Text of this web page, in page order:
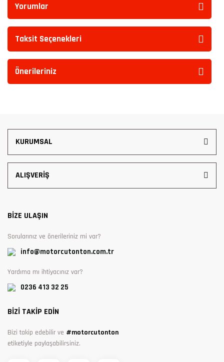
Yorumlar
Taksit Seçenekleri
Önerileriniz
KURUMSAL
ALIŞVERİŞ
BİZE ULAŞIN
Sorularınız ve önerileriniz mi var?
info@motorcutonton.com.tr
Yardıma mı ihtiyacınız var?
0236 413 32 25
BİZİ TAKİP EDİN
Bizi takip edebilir ve #motorcutonton
etiketiyle paylaşabilirsiniz.